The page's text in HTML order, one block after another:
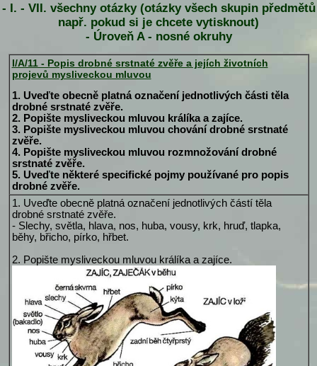
- I. - VII. všechny otázky (otázky všech skupin předmětů
např. pokud si je chcete vytisknout)
- Úroveň A - nosné okruhy
I/A/11 - Popis drobné srstnaté zvěře a jejích životních
projevů mysliveckou mluvou
1. Uveďte obecně platná označení jednotlivých části těla
drobné srstnaté zvěře.
2. Popište mysliveckou mluvou králíka a zajíce.
3. Popište mysliveckou mluvou chování drobné srstnaté
zvěře.
4. Popište mysliveckou mluvou rozmnožování drobné
srstnaté zvěře.
5. Uveďte některé specifické pojmy používané pro popis
drobné zvěře.
1. Uveďte obecně platná označení jednotlivých částí těla
drobné srstnaté zvěře.
- Slechy, světla, hlava, nos, huba, vousy, krk, hruď, tlapka,
běhy, břicho, pírko, hřbet.
2. Popište mysliveckou mluvou králíka a zajíce.